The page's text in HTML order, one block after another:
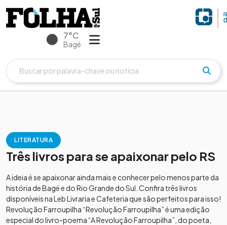
7°C
Bagé
LITERATURA
Três livros para se apaixonar pelo RS
A ideia é se apaixonar ainda mais e conhecer pelo menos parte da
história de Bagé e do Rio Grande do Sul. Confira três livros
disponíveis na Leb Livraria e Cafeteria que são perfeitos para isso!
Revolução Farroupilha “Revolução Farroupilha” é uma edição
especial do livro-poema “A Revolução Farroupilha”, do poeta,